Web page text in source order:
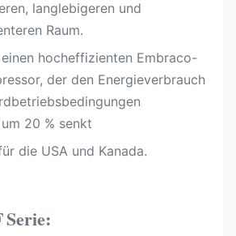
langlebigeren und
Raum.
hocheffizienten Embraco-
der den Energieverbrauch
20 % senkt
die USA und Kanada.​
Serie: